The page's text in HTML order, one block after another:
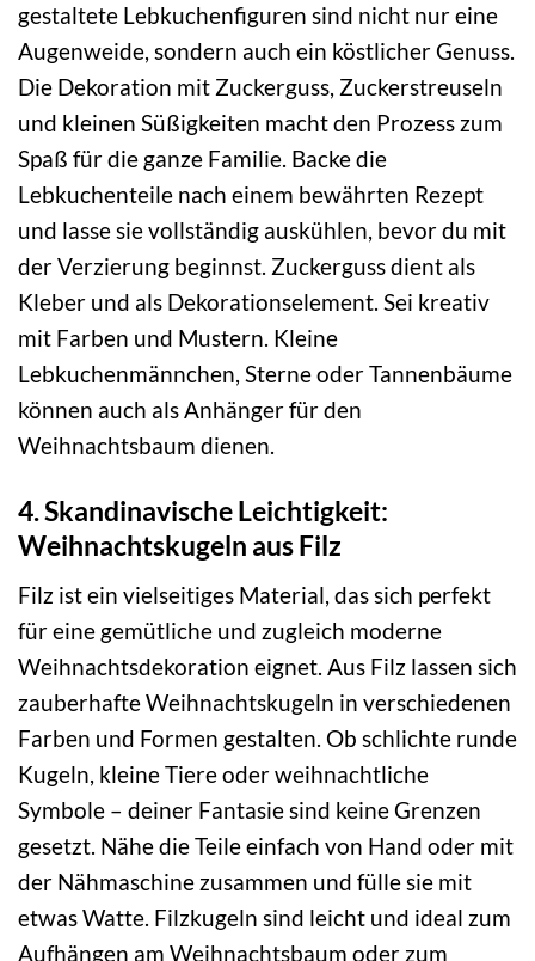
gestaltete Lebkuchenfiguren sind nicht nur eine
Augenweide, sondern auch ein köstlicher Genuss.
Die Dekoration mit Zuckerguss, Zuckerstreuseln
und kleinen Süßigkeiten macht den Prozess zum
Spaß für die ganze Familie. Backe die
Lebkuchenteile nach einem bewährten Rezept
und lasse sie vollständig auskühlen, bevor du mit
der Verzierung beginnst. Zuckerguss dient als
Kleber und als Dekorationselement. Sei kreativ
mit Farben und Mustern. Kleine
Lebkuchenmännchen, Sterne oder Tannenbäume
können auch als Anhänger für den
Weihnachtsbaum dienen.
4. Skandinavische Leichtigkeit:
Weihnachtskugeln aus Filz
Filz ist ein vielseitiges Material, das sich perfekt
für eine gemütliche und zugleich moderne
Weihnachtsdekoration eignet. Aus Filz lassen sich
zauberhafte Weihnachtskugeln in verschiedenen
Farben und Formen gestalten. Ob schlichte runde
Kugeln, kleine Tiere oder weihnachtliche
Symbole – deiner Fantasie sind keine Grenzen
gesetzt. Nähe die Teile einfach von Hand oder mit
der Nähmaschine zusammen und fülle sie mit
etwas Watte. Filzkugeln sind leicht und ideal zum
Aufhängen am Weihnachtsbaum oder zum